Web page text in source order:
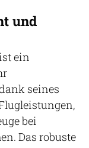
und
ein
seines
bei
Das robuste